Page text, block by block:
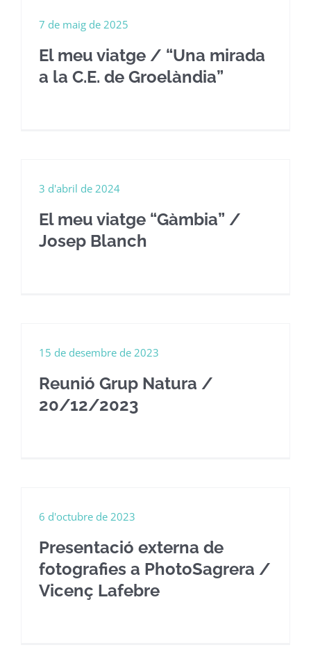
El meu viatge / “Una mirada
a la C.E. de Groelàndia”
7 de maig de 2025
El meu viatge “Gàmbia” /
Josep Blanch
3 d'abril de 2024
Reunió Grup Natura /
20/12/2023
15 de desembre de 2023
Presentació externa de
fotografies a PhotoSagrera /
Vicenç Lafebre
6 d'octubre de 2023